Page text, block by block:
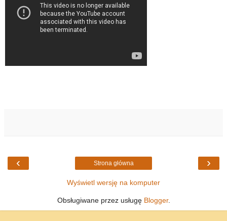
‹ ›
Strona główna
Wyświetl wersję na komputer
Obsługiwane przez usługę Blogger.